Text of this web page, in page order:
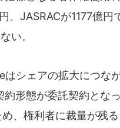
、JASRACが1177億
い。
シェアの拡大につな
約形態が委託契約と
、権利者に裁量が残